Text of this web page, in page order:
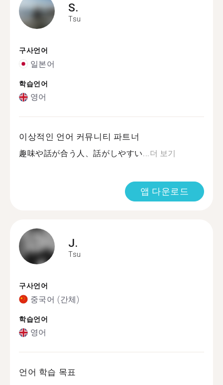
S.
Tsu
구사언어
일본어
학습언어
영어
이상적인 언어 커뮤니티 파트너
趣味や話が合う人、話がしやすい...더 보기
앱 다운로드
J.
Tsu
구사언어
중국어 (간체)
학습언어
영어
언어 학습 목표